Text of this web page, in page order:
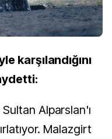
karşılandığını
Alparslan'ı
Malazgirt